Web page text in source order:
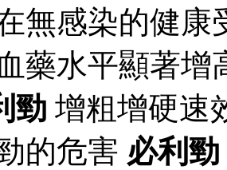
無感染的健
藥水平顯著增
勁 增粗增硬速
的危害 必利勁